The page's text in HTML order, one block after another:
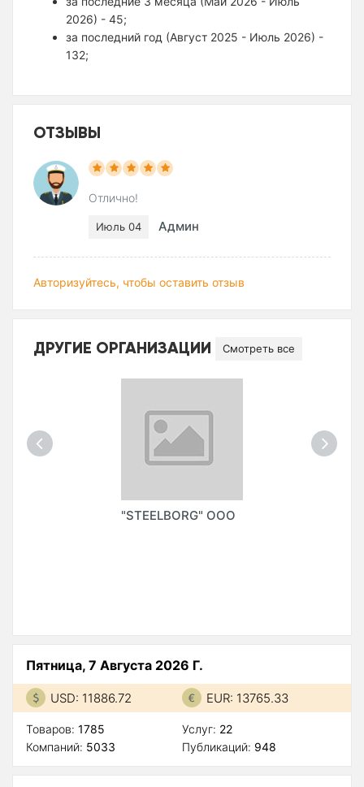
2026) - 45;
за последний год (Август 2025 - Июль 2026) -
132;
ОТЗЫВЫ
Отлично!
Июль 04 Админ
Авторизуйтесь, чтобы оставить отзыв
ДРУГИЕ ОРГАНИЗАЦИИ Смотреть все
"STEELBORG" ООО
Пятница, 7 Августа 2026 Г.
USD: 11886.72 EUR: 13765.33
Товаров: 1785
Компаний: 5033
Услуг: 22
Публикаций: 948